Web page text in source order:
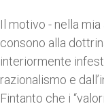
Il motivo - nella
consono alla
interiormente
razionalismo e
Fintanto che i